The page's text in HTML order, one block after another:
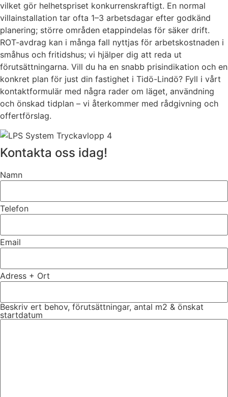
vilket gör helhetspriset konkurrenskraftigt. En normal
villainstallation tar ofta 1–3 arbetsdagar efter godkänd
planering; större områden etappindelas för säker drift.
ROT-avdrag kan i många fall nyttjas för arbetskostnaden i
småhus och fritidshus; vi hjälper dig att reda ut
förutsättningarna. Vill du ha en snabb prisindikation och en
konkret plan för just din fastighet i Tidö-Lindö? Fyll i vårt
kontaktformulär med några rader om läget, användning
och önskad tidplan – vi återkommer med rådgivning och
offertförslag.
Kontakta oss idag!
Namn
Telefon
Email
Adress + Ort
Beskriv ert behov, förutsättningar, antal m2 & önskat
startdatum